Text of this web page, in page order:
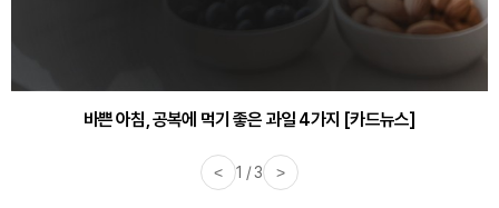
바쁜 아침, 공복에 먹기 좋은 과일 4가지 [카드뉴스]
< 1 / 3 >